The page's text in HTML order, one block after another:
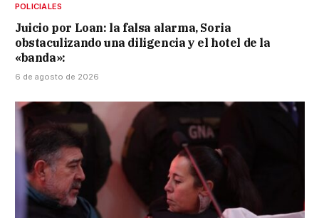
POLICIALES
Juicio por Loan: la falsa alarma, Soria
obstaculizando una diligencia y el hotel de la
«banda»:
6 de agosto de 2026